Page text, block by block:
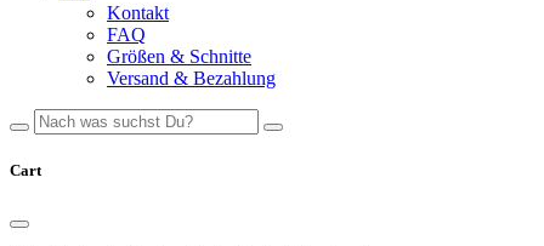
Kontakt
FAQ
Größen & Schnitte
Versand & Bezahlung
Cart